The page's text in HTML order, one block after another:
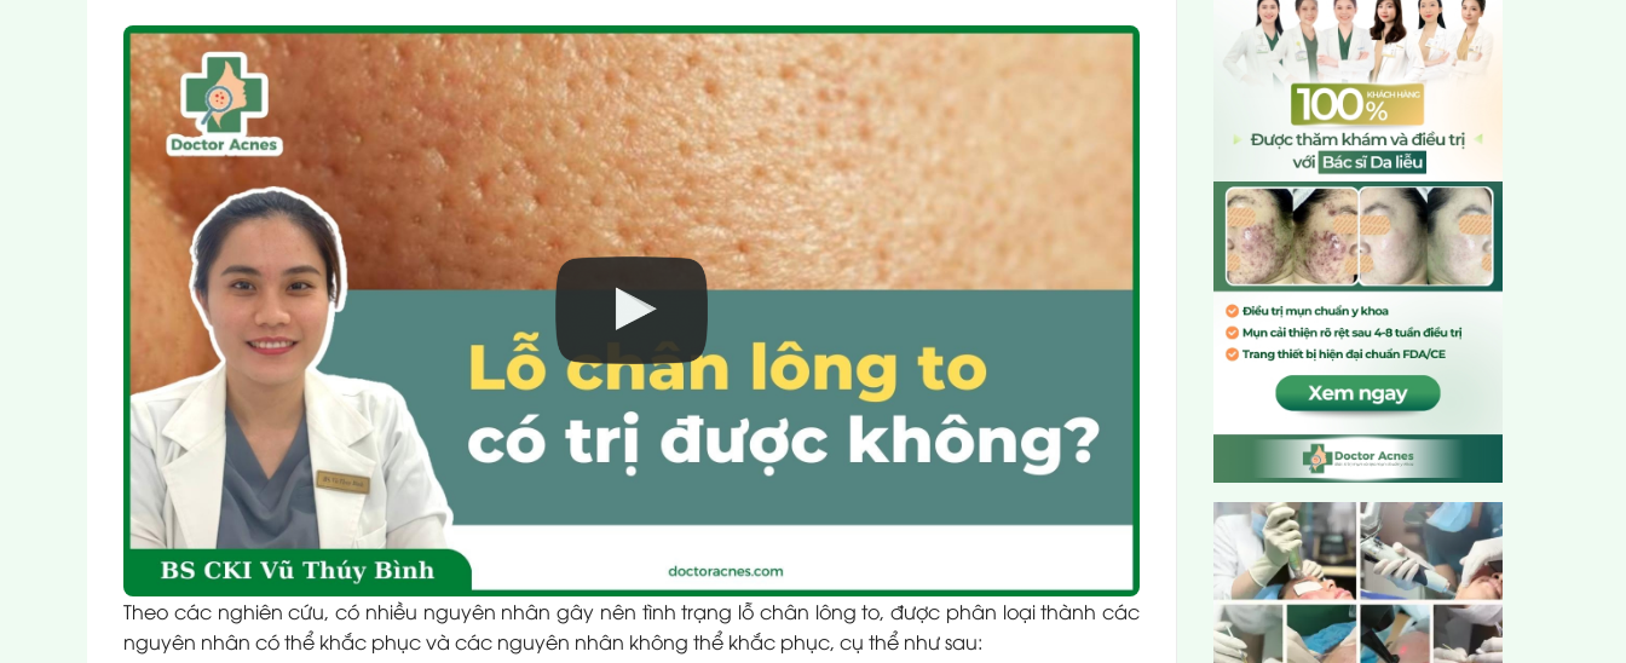
Theo các nghiên cứu, có nhiều nguyên nhân gây nên tình trạng lỗ chân lông to, được phân loại thành các
nguyên nhân có thể khắc phục và các nguyên nhân không thể khắc phục, cụ thể như sau: